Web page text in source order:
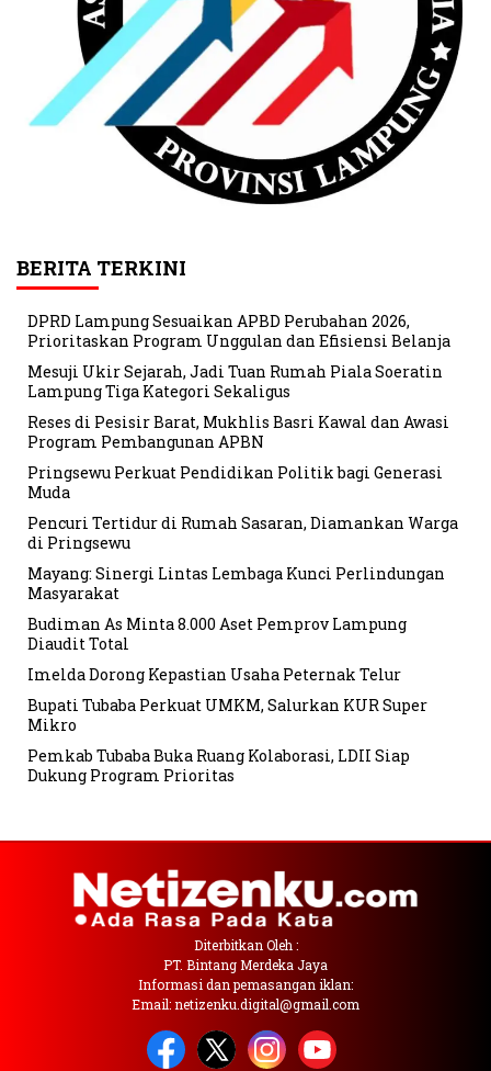
BERITA TERKINI
DPRD Lampung Sesuaikan APBD Perubahan 2026,
Prioritaskan Program Unggulan dan Efisiensi Belanja
Mesuji Ukir Sejarah, Jadi Tuan Rumah Piala Soeratin
Lampung Tiga Kategori Sekaligus
Reses di Pesisir Barat, Mukhlis Basri Kawal dan Awasi
Program Pembangunan APBN
Pringsewu Perkuat Pendidikan Politik bagi Generasi
Muda
Pencuri Tertidur di Rumah Sasaran, Diamankan Warga
di Pringsewu
Mayang: Sinergi Lintas Lembaga Kunci Perlindungan
Masyarakat
Budiman As Minta 8.000 Aset Pemprov Lampung
Diaudit Total
Imelda Dorong Kepastian Usaha Peternak Telur
Bupati Tubaba Perkuat UMKM, Salurkan KUR Super
Mikro
Pemkab Tubaba Buka Ruang Kolaborasi, LDII Siap
Dukung Program Prioritas
Diterbitkan Oleh :
PT. Bintang Merdeka Jaya
Informasi dan pemasangan iklan:
Email: netizenku.digital@gmail.com